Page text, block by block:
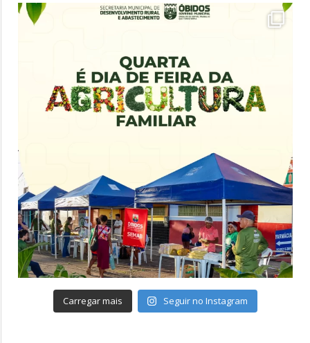
Carregar mais Seguir no Instagram